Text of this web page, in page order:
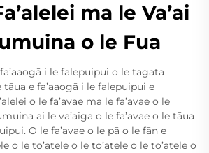
ma le Va’ai
o le Fua
i le falepuipui o le tagata
tāua e fa’aaogā i le falepuipui e
o le fa’avae ma le fa’avae o le
ai le va’aiga o le fa’avae o le tāua
O le fa’avae o le pā o le fān e
o le to’atele o le to’atele o le to’atele o